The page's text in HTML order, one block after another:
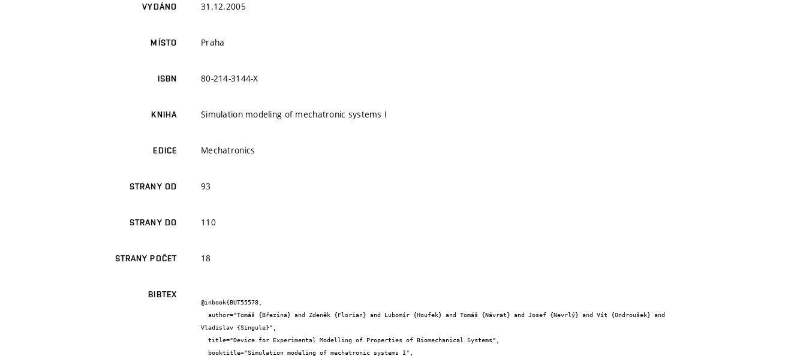
VYDÁNO 31.12.2005
MÍSTO Praha
ISBN 80-214-3144-X
KNIHA Simulation modeling of mechatronic systems I
EDICE Mechatronics
STRANY OD 93
STRANY DO 110
STRANY POČET 18
BIBTEX
@inbook{BUT55578,
Vladislav {Singule}",